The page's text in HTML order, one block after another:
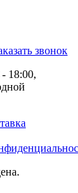
звонок
18:00,